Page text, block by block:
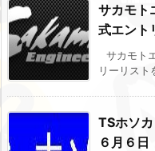
サカモ
式エント
サカモト
リーリスト
TSホソ
６月６